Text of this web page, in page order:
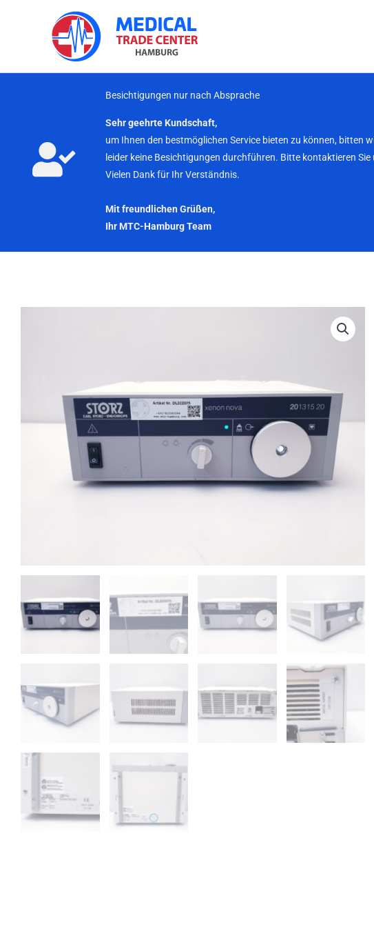
Besichtigungen nur nach Absprache
Sehr geehrte Kundschaft,
um Ihnen den bestmöglichen Service bieten zu können, bitten
leider keine Besichtigungen durchführen. Bitte kontaktieren
Vielen Dank für Ihr Verständnis.
Mit freundlichen Grüßen,
Ihr MTC-Hamburg Team